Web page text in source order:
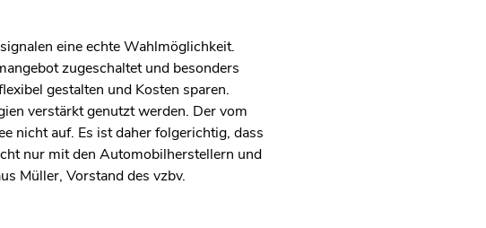
eine echte Wahlmöglichkeit.
zugeschaltet und besonders
gestalten und Kosten sparen.
verstärkt genutzt werden. Der vom
nicht auf. Es ist daher folgerichtig, dass
nur mit den Automobilherstellern und
Müller, Vorstand des vzbv.